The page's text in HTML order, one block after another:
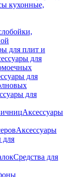
кухонные,
для плит и
для
для
для
Аксессуары
Аксессуары
для
Средства для